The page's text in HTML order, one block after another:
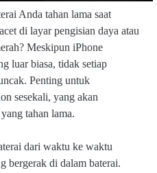
Anda tahan lama saat
di layar pengisian daya atau
Meskipun iPhone
luar biasa, tidak setiap
Penting untuk
sesekali, yang akan
tahan lama.
dari waktu ke waktu
bergerak di dalam baterai.